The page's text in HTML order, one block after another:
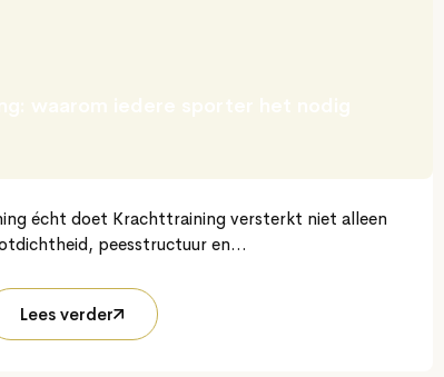
écht doet Krachttraining versterkt niet alleen
peesstructuur en...
Lees verder